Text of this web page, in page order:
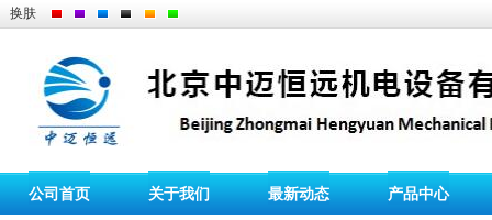
换肤
公司首页 关于我们 最新动态 产品中心